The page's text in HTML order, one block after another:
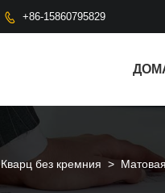
 +86-15860795829
Кварц без кремния >